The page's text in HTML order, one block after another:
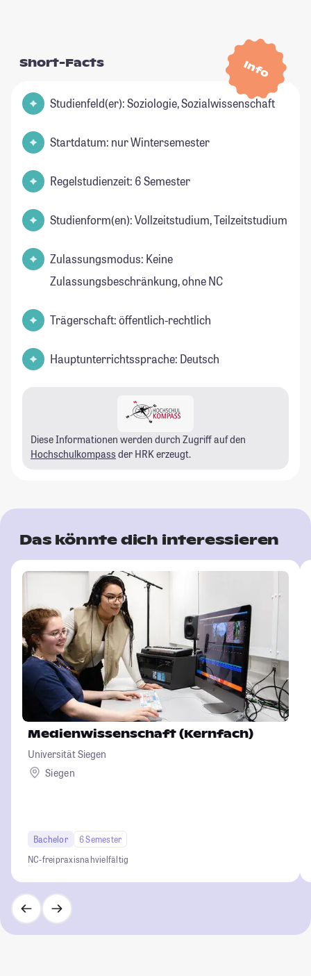
Info
Short-Facts
Studienfeld(er): Soziologie, Sozialwissenschaft
Startdatum: nur Wintersemester
Regelstudienzeit: 6 Semester
Studienform(en): Vollzeitstudium, Teilzeitstudium
Zulassungsmodus: Keine
Zulassungsbeschränkung, ohne NC
Trägerschaft: öffentlich-rechtlich
Hauptunterrichtssprache: Deutsch
Diese Informationen werden durch Zugriff auf den
Hochschulkompass der HRK erzeugt.
Das könnte dich interessieren
Medienwissenschaft (Kernfach)
Universität Siegen
Siegen
Bachelor
6 Semester
NC-freipraxisnahvielfältig